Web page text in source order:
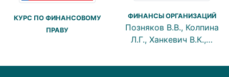
КУРС ПО ФИНАНСОВОМУ
ПРАВУ
ФИНАНСЫ ОРГАНИЗАЦИЙ
Позняков В.В., Колпина
Л.Г., Ханкевич В.К.,…